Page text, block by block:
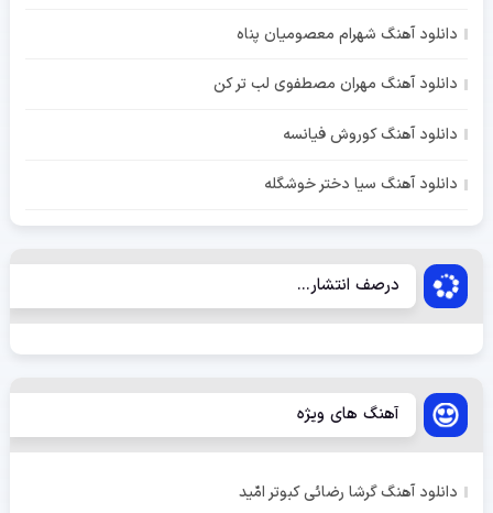
دانلود آهنگ شهرام معصومیان پناه
دانلود آهنگ مهران مصطفوی لب تر کن
دانلود آهنگ کوروش فیانسه
دانلود آهنگ سیا دختر خوشگله
درصف انتشار...
آهنگ های ویژه
دانلود آهنگ گرشا رضائی کبوتر امّید